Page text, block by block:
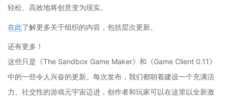
轻松、高效地将创意变为现实。
在此了解更多关于组织的内容，包括层次更新。
还有更多！
这些只是《The Sandbox Game Maker》和《Game Client 0.11》
中的一些令人兴奋的更新。每次发布，我们都朝着建设一个充满活
力、社交性的游戏元宇宙迈进，创作者和玩家可以在这里以全新激